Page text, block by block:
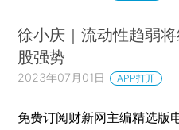
徐小庆｜流动性趋弱
股强势
2023年07月01日 APP打开
免费订阅财新网主编精选版